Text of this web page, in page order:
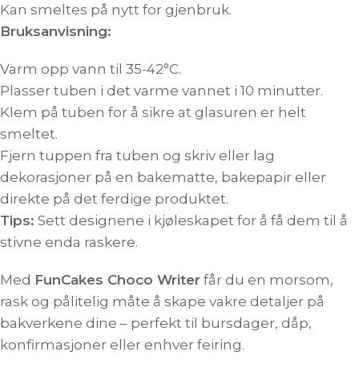
Kan smeltes på nytt for gjenbruk.
Bruksanvisning:
Varm opp vann til 35-42°C.
Plasser tuben i det varme vannet i 10 minutter.
Klem på tuben for å sikre at glasuren er helt
smeltet.
Fjern tuppen fra tuben og skriv eller lag
dekorasjoner på en bakematte, bakepapir eller
direkte på det ferdige produktet.
Tips: Sett designene i kjøleskapet for å få dem til å
stivne enda raskere.
Med FunCakes Choco Writer får du en morsom,
rask og pålitelig måte å skape vakre detaljer på
bakverkene dine – perfekt til bursdager, dåp,
konfirmasjoner eller enhver feiring.